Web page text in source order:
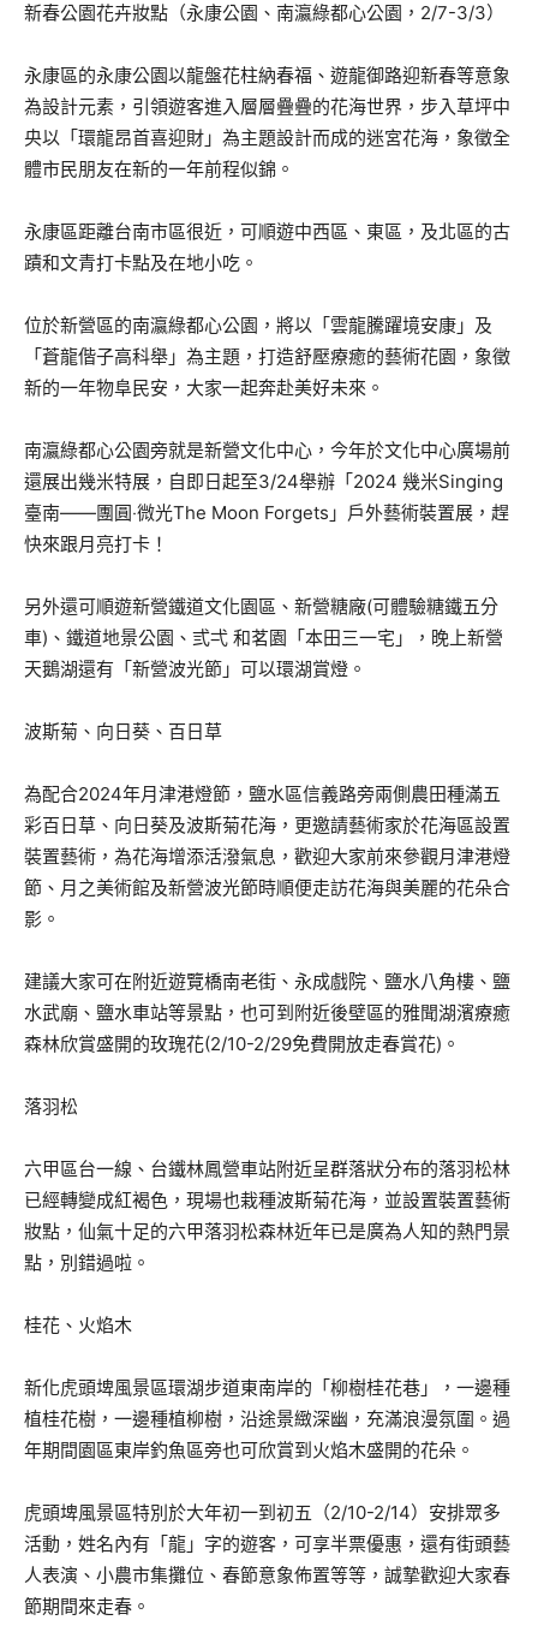
新春公園花卉妝點（永康公園、南瀛綠都心公園，2/7-3/3）
永康區的永康公園以龍盤花柱納春福、遊龍御路迎新春等意象
為設計元素，引領遊客進入層層疊疊的花海世界，步入草坪中
央以「環龍昂首喜迎財」為主題設計而成的迷宮花海，象徵全
體市民朋友在新的一年前程似錦。
永康區距離台南市區很近，可順遊中西區、東區，及北區的古
蹟和文青打卡點及在地小吃。
位於新營區的南瀛綠都心公園，將以「雲龍騰躍境安康」及
「蒼龍偕子高科舉」為主題，打造舒壓療癒的藝術花園，象徵
新的一年物阜民安，大家一起奔赴美好未來。
南瀛綠都心公園旁就是新營文化中心，今年於文化中心廣場前
還展出幾米特展，自即日起至3/24舉辦「2024 幾米Singing
臺南——團圓‧微光The Moon Forgets」戶外藝術裝置展，趕
快來跟月亮打卡！
另外還可順遊新營鐵道文化園區、新營糖廠(可體驗糖鐵五分
車)、鐵道地景公園、弎弌 和茗園「本田三一宅」，晚上新營
天鵝湖還有「新營波光節」可以環湖賞燈。
波斯菊、向日葵、百日草
為配合2024年月津港燈節，鹽水區信義路旁兩側農田種滿五
彩百日草、向日葵及波斯菊花海，更邀請藝術家於花海區設置
裝置藝術，為花海增添活潑氣息，歡迎大家前來參觀月津港燈
節、月之美術館及新營波光節時順便走訪花海與美麗的花朵合
影。
建議大家可在附近遊覽橋南老街、永成戲院、鹽水八角樓、鹽
水武廟、鹽水車站等景點，也可到附近後壁區的雅聞湖濱療癒
森林欣賞盛開的玫瑰花(2/10-2/29免費開放走春賞花)。
落羽松
六甲區台一線、台鐵林鳳營車站附近呈群落狀分布的落羽松林
已經轉變成紅褐色，現場也栽種波斯菊花海，並設置裝置藝術
妝點，仙氣十足的六甲落羽松森林近年已是廣為人知的熱門景
點，別錯過啦。
桂花、火焰木
新化虎頭埤風景區環湖步道東南岸的「柳樹桂花巷」，一邊種
植桂花樹，一邊種植柳樹，沿途景緻深幽，充滿浪漫氛圍。過
年期間園區東岸釣魚區旁也可欣賞到火焰木盛開的花朵。
虎頭埤風景區特別於大年初一到初五（2/10-2/14）安排眾多
活動，姓名內有「龍」字的遊客，可享半票優惠，還有街頭藝
人表演、小農市集攤位、春節意象佈置等等，誠摯歡迎大家春
節期間來走春。